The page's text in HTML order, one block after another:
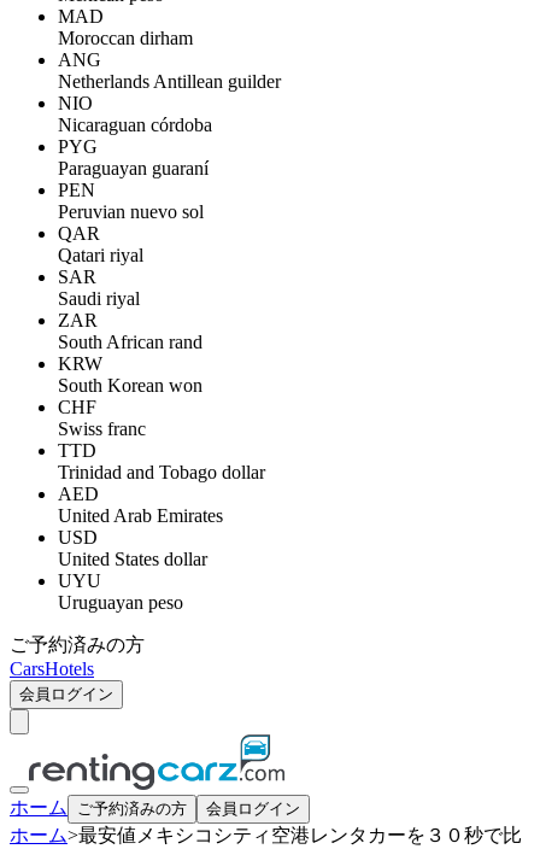
MAD
Moroccan dirham
ANG
Netherlands Antillean guilder
NIO
Nicaraguan córdoba
PYG
Paraguayan guaraní
PEN
Peruvian nuevo sol
QAR
Qatari riyal
SAR
Saudi riyal
ZAR
South African rand
KRW
South Korean won
CHF
Swiss franc
TTD
Trinidad and Tobago dollar
AED
United Arab Emirates
USD
United States dollar
UYU
Uruguayan peso
ご予約済みの方
CarsHotels
会員ログイン
ホーム ご予約済みの方 会員ログイン
ホーム>最安値メキシコシティ空港レンタカーを３０秒で比